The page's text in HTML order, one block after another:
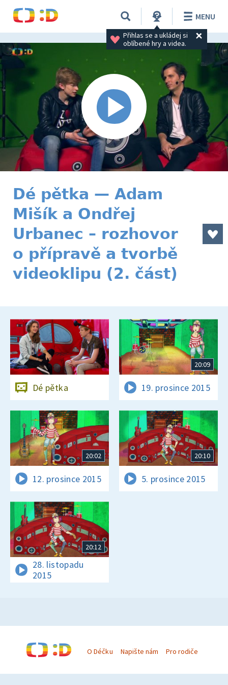
Přihlas se a ukládej si
oblíbené hry a videa.
MENU
Dé pětka — Adam
Mišík a Ondřej
Urbanec – rozhovor
o přípravě a tvorbě
videoklipu (2. část)
Dé pětka
20:09
19. prosince 2015
20:02
12. prosince 2015
20:10
5. prosince 2015
20:12
28. listopadu
2015
O Déčku Napište nám Pro rodiče